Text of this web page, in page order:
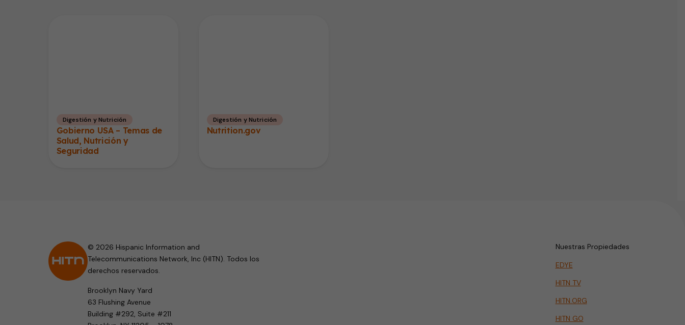
Digestión y Nutrición
Gobierno USA – Temas de
Salud, Nutrición y
Seguridad
Digestión y Nutrición
Nutrition.gov
© 2026 Hispanic Information and
Telecommunications Network, Inc (HITN). Todos los
derechos reservados.
Brooklyn Navy Yard
63 Flushing Avenue
Building #292, Suite #211
Nuestras Propiedades
EDYE
HITN TV
HITN.ORG
HITN GO